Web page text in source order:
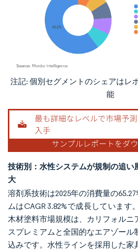
画像 © Mordor Intelligence。再利用にはCC BY
注記: 個別セグメントのシェアはレ
能
技術別：水性システムが規制の追い
大
溶剤系技術は2025年の消費量の
ムはCAGR 3.82%で成長しています
木材塗料市場規模は、カリフォルニ
スプレミアムと全国的なエアゾール
込みです。水性ラインを採用した家